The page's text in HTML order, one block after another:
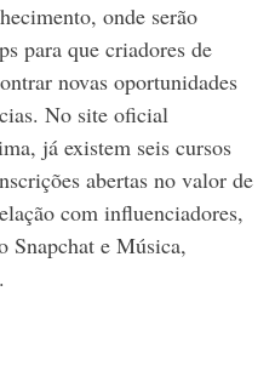
onde serão
para que criadores de
novas oportunidades
No site oficial
já existem seis cursos
abertas no valor de
com influenciadores,
Snapchat e Música,